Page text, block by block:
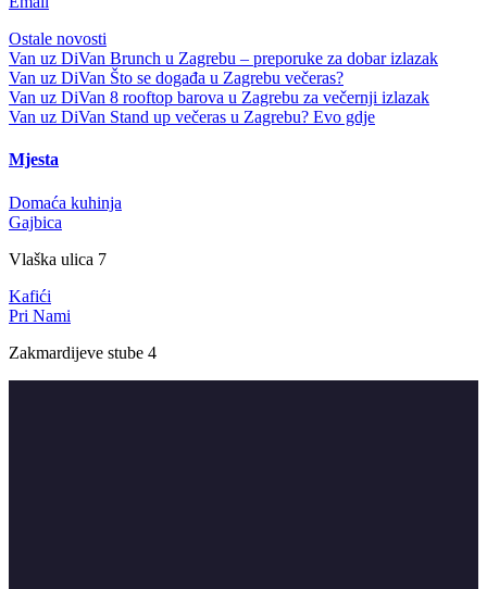
Ostale novosti
Van uz DiVan Brunch u Zagrebu – preporuke za dobar izlazak
Van uz DiVan Što se događa u Zagrebu večeras?
Van uz DiVan 8 rooftop barova u Zagrebu za večernji izlazak
Van uz DiVan Stand up večeras u Zagrebu? Evo gdje
Mjesta
Domaća kuhinja
Gajbica
Vlaška ulica 7
Kafići
Pri Nami
Zakmardijeve stube 4